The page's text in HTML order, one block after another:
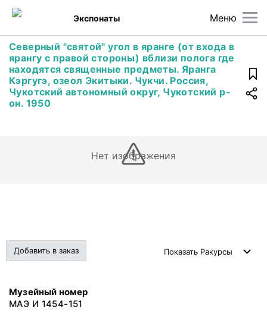
Меню
Экспонаты
Северный "святой" угол в яранге (от входа в
ярангу с правой стороны) вблизи полога где
находятся священные предметы. Яранга
Кэргугэ, озеол Экитыки. Чукчи. Россия,
Чукотский автономный округ, Чукотский р-
он. 1950
Нет изображения
Добавить в заказ Показать Ракурсы
Музейный номер
МАЭ И 1454-151